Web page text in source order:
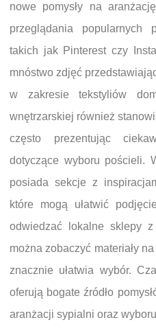
nowe pomysły na
przeglądania popularnych
takich jak Pinterest czy
mnóstwo zdjęć
w zakresie tekstyliów
wnętrzarskiej również
często prezentując
dotyczące wyboru pościeli.
posiada sekcje z
które mogą ułatwić
odwiedzać lokalne sklepy
można zobaczyć materiały
znacznie ułatwia wybór.
oferują bogate źródło
aranżacji sypialni oraz